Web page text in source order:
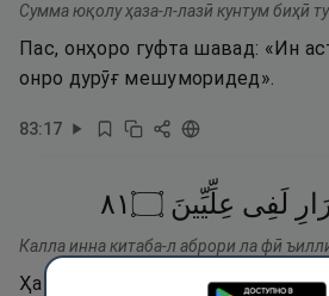
Сумма юқолу ҳаза-л-лазӣ кунтум биҳӣ
Пас, онҳоро гуфта шавад: «Ин
онро дурӯғ мешуморидед».
83:17
لَفِى عِلِّيِّينَ ۝١٨
Калла инна китаба-л аброри ла фӣ
Ҳаққо! Бегумон, номаи (аъмоли)